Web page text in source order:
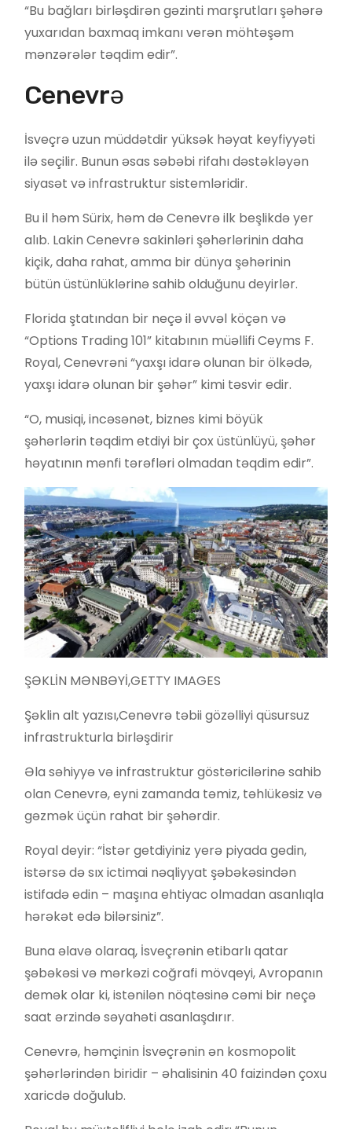
“Bu bağları birləşdirən gəzinti marşrutları şəhərə
yuxarıdan baxmaq imkanı verən möhtəşəm
mənzərələr təqdim edir”.
Cenevrə
İsveçrə uzun müddətdir yüksək həyat keyfiyyəti
ilə seçilir. Bunun əsas səbəbi rifahı dəstəkləyən
siyasət və infrastruktur sistemləridir.
Bu il həm Sürix, həm də Cenevrə ilk beşlikdə yer
alıb. Lakin Cenevrə sakinləri şəhərlərinin daha
kiçik, daha rahat, amma bir dünya şəhərinin
bütün üstünlüklərinə sahib olduğunu deyirlər.
Florida ştatından bir neçə il əvvəl köçən və
“Options Trading 101” kitabının müəllifi Ceyms F.
Royal, Cenevrəni “yaxşı idarə olunan bir ölkədə,
yaxşı idarə olunan bir şəhər” kimi təsvir edir.
“O, musiqi, incəsənət, biznes kimi böyük
şəhərlərin təqdim etdiyi bir çox üstünlüyü, şəhər
həyatının mənfi tərəfləri olmadan təqdim edir”.
ŞƏKLİN MƏNBƏYİ,GETTY IMAGES
Şəklin alt yazısı,Cenevrə təbii gözəlliyi qüsursuz
infrastrukturla birləşdirir
Əla səhiyyə və infrastruktur göstəricilərinə sahib
olan Cenevrə, eyni zamanda təmiz, təhlükəsiz və
gəzmək üçün rahat bir şəhərdir.
Royal deyir: “İstər getdiyiniz yerə piyada gedin,
istərsə də sıx ictimai nəqliyyat şəbəkəsindən
istifadə edin – maşına ehtiyac olmadan asanlıqla
hərəkət edə bilərsiniz”.
Buna əlavə olaraq, İsveçrənin etibarlı qatar
şəbəkəsi və mərkəzi coğrafi mövqeyi, Avropanın
demək olar ki, istənilən nöqtəsinə cəmi bir neçə
saat ərzində səyahəti asanlaşdırır.
Cenevrə, həmçinin İsveçrənin ən kosmopolit
şəhərlərindən biridir – əhalisinin 40 faizindən çoxu
xaricdə doğulub.